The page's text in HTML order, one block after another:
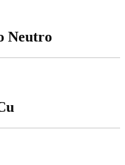
Neutro